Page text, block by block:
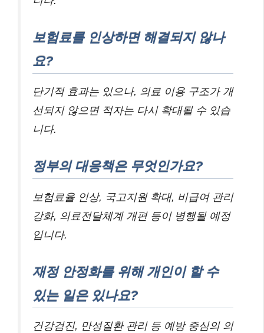
보험료를 인상하면 해결되지 않나
요?
단기적 효과는 있으나, 의료 이용 구조가 개
선되지 않으면 적자는 다시 확대될 수 있습
니다.
정부의 대응책은 무엇인가요?
보험료율 인상, 국고지원 확대, 비급여 관리
강화, 의료전달체계 개편 등이 병행될 예정
입니다.
재정 안정화를 위해 개인이 할 수
있는 일은 있나요?
건강검진, 만성질환 관리 등 예방 중심의 의